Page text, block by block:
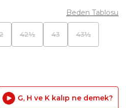
Beden Tablosu
42½ 43 43½
G, H ve K kalıp ne demek?